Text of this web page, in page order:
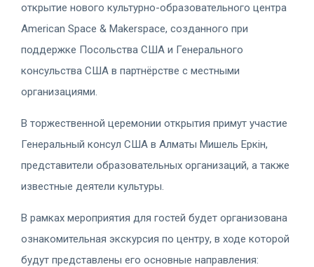
открытие нового культурно-образовательного центра
American Space & Makerspace, созданного при
поддержке Посольства США и Генерального
консульства США в партнёрстве с местными
организациями.
В торжественной церемонии открытия примут участие
Генеральный консул США в Алматы Мишель Еркін,
представители образовательных организаций, а также
известные деятели культуры.
В рамках мероприятия для гостей будет организована
ознакомительная экскурсия по центру, в ходе которой
будут представлены его основные направления: